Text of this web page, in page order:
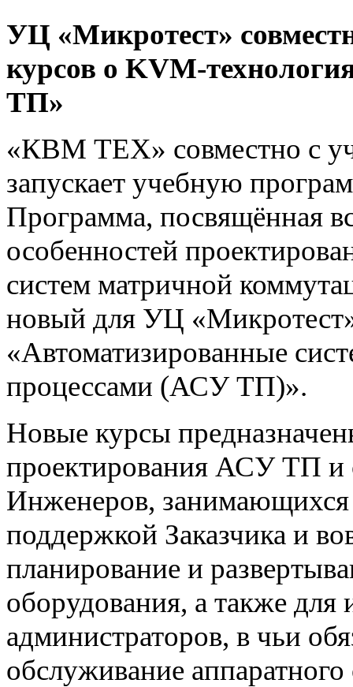
УЦ «Микротест»
курсов о KVM-
ТП»
«КВМ ТЕХ» совместно с
запускает учебную
Программа, посвящённая
особенностей
систем матричной
новый для УЦ
«Автоматизированные
процессами (АСУ ТП)».
Новые курсы
проектирования АСУ ТП и
Инженеров,
поддержкой Заказчика и
планирование и
оборудования, а также
администраторов, в чьи
обслуживание